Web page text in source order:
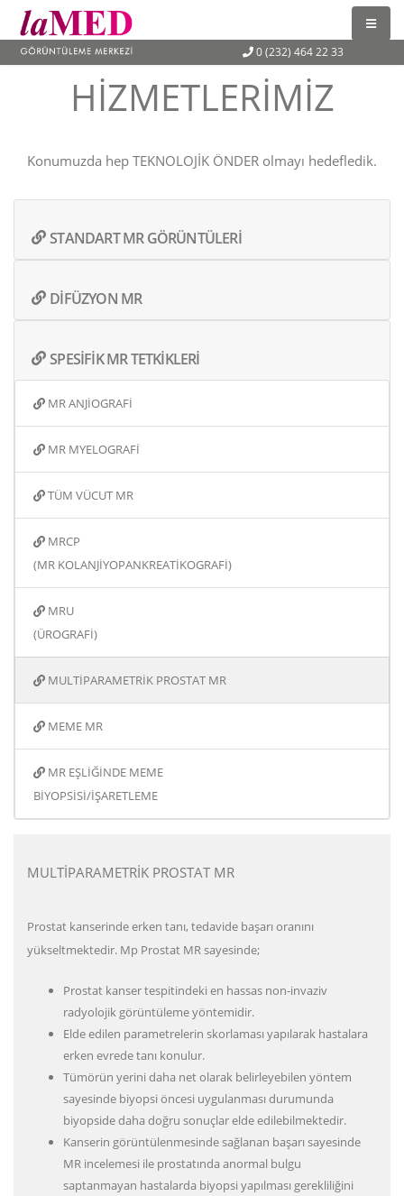
0 (232) 464 22 33
HIZMETLERIMIZ
Konumuzda hep TEKNOLOJİK ÖNDER olmayı hedefledik.
STANDART MR GÖRÜNTÜLERİ
DİFÜZYON MR
SPESİFİK MR TETKİKLERİ
MR ANJİOGRAFİ
MR MYELOGRAFİ
TÜM VÜCUT MR
MRCP
(MR KOLANJİYOPANKREATİKOGRAFİ)
MRU
(ÜROGRAFİ)
MULTİPARAMETRİK PROSTAT MR
MEME MR
MR EŞLİĞİNDE MEME
BİYOPSİSİ/İŞARETLEME
MULTİPARAMETRİK PROSTAT MR
Prostat kanserinde erken tanı, tedavide başarı oranını
yükseltmektedir. Mp Prostat MR sayesinde;
Prostat kanser tespitindeki en hassas non-invaziv
radyolojik görüntüleme yöntemidir.
Elde edilen parametrelerin skorlaması yapılarak hastalara
erken evrede tanı konulur.
Tümörün yerini daha net olarak belirleyebilen yöntem
sayesinde biyopsi öncesi uygulanması durumunda
biyopside daha doğru sonuçlar elde edilebilmektedir.
Kanserin görüntülenmesinde sağlanan başarı sayesinde
MR incelemesi ile prostatında anormal bulgu
saptanmayan hastalarda biyopsi yapılması gerekliliğini